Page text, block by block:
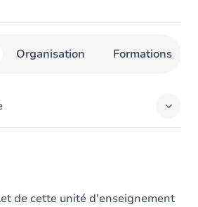
Organisation Formations
de cette unité d'enseignement